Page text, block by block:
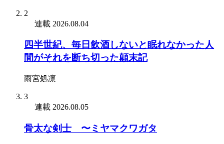
2
連載 2026.08.04
四半世紀、毎日飲酒しないと眠れなかった人
間がそれを断ち切った顛末記
雨宮処凛
3
連載 2026.08.05
骨太な剣士 〜ミヤマクワガタ